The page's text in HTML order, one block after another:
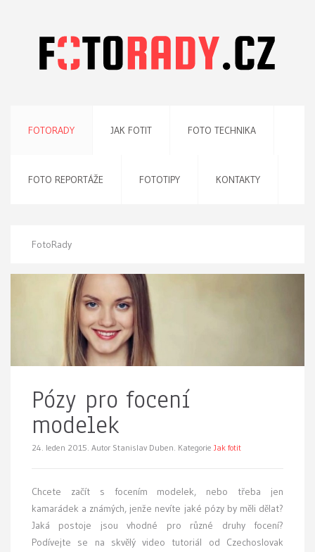
FOTORADY JAK FOTIT FOTO TECHNIKA
FOTO REPORTÁŽE FOTOTIPY KONTAKTY
FotoRady
Pózy pro focení
modelek
24. leden 2015. Autor Stanislav Duben. Kategorie Jak fotit
Chcete začít s focením modelek, nebo třeba jen
kamarádek a známých, jenže nevíte jaké pózy by měli dělat?
Jaká postoje jsou vhodné pro různé druhy focení?
Podívejte se na skvělý video tutoriál od Czechoslovak